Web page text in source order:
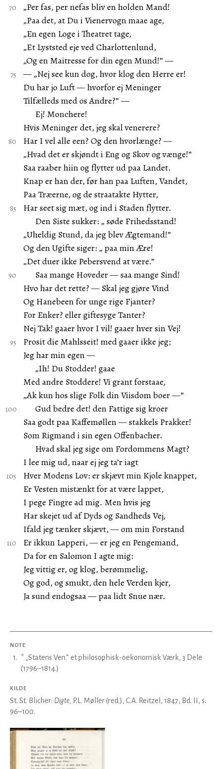
„Per fas, per nefas bliv en holden Mand!
„Paa det, at Du i Vienervogn maae age,
„En egen Loge i Theatret tage,
„Et Lyststed eje ved Charlottenlund,
„Og en Maitresse for din egen Mund!” —
— „Nej see kun dog, hvor klog den Herre er!
Du har jo Luft — hvorfor ej Meninger
Tilfælleds med os Andre?” —
Ej! Monchere!
Hvis Meninger det, jeg skal venerere?
Har I vel alle een? Og den hvorlænge? —
„Hvad det er skjøndt i Eng og Skov og vænge!”
Saa raaber hiin og flytter ud paa Landet.
Knap er han der, før han paa Luften, Vandet,
Paa Træerne, og de straatakte Hytter,
Har seet sig mæt, og ind i Staden flytter.
Den Siste sukker: „ søde Frihedsstand!
„Uheldig Stund, da jeg blev Ægtemand!”
Og den Ugifte siger: „ paa min Ære!
„Det duer ikke Pebersvend at være.”
Saa mange Hoveder — saa mange Sind!
Hvo har det rette? — Skal jeg gjøre Vind
Og Hanebeen for unge rige Fjanter?
For Enker? eller giftesyge Tanter?
Nej Tak! gaaer hvor I vil! gaaer hver sin Vej!
Prosit die Mahlsseit! med gaaer ikke jeg;
Jeg har min egen —
„Ih! Du Stodder! gaae
Med andre Stoddere! Vi grant forstaae,
„Ak kun hos slige Folk din Viisdom boer —”
Gud bedre det! den Fattige sig kroer
Saa godt paa Kaffemøllen — stakkels Prakker!
Som Rigmand i sin egen Offenbacher.
Hvad skal jeg sige om Fordommens Magt?
I lee mig ud, naar ej jeg ta’r iagt
Hver Modens Lov: er skjævt min Kjole knappet,
Er Vesten mistænkt for at være lappet,
I pege Fingre ad mig. Men hvis jeg
Har skejet ud af Dyds og Sandheds Vej,
Ifald jeg tænker skjævt, — om min Forstand
Er ikkun Lapperi, — er jeg en Pengemand,
Da for en Salomon I agte mig:
Jeg vittig er, og klog, berømmelig,
Og god, og smukt, den hele Verden kjer,
Ja sund endogsaa — paa lidt Snue nær.
NOTE
1. * „Statens Ven.” et philosophisk-oekonomisk Værk, 3 Dele
(1796–1814.)
KILDE
St. St. Blicher: Digte, P.L. Møller (red.), C.A. Reitzel, 1847, Bd. II, s.
96–100.